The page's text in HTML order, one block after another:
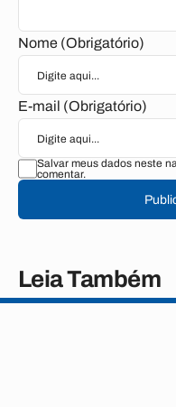
Nome (Obrigatório)
E-mail (Obrigatório)
Salvar meus dados neste
comentar.
Leia Também